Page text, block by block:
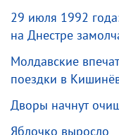
29 июля 1992
на Днестре
Молдавские
поездки в
Дворы начнут
Яблочко выросло